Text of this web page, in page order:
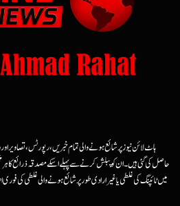
ہاٹ لائن نیوز پر شائع ہونے والی تمام خبریں، رپورٹس، تصاویر
حاصل کی گئی ہیں۔ ان کو پبلش کرنے سے پہلے اسکے مصدقہ ذرائع کا
میں ٹائپنگ کی غلطی یا غیرارادی طور پر شائع ہونے والی غلطی کی